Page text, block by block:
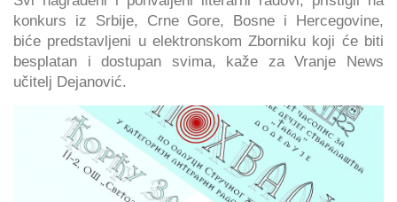
konkurs iz Srbije, Crne Gore, Bosne i Hercegovine,
biće predstavljeni u elektronskom Zborniku koji će biti
besplatan i dostupan svima, kaže za Vranje News
učitelj Dejanović.